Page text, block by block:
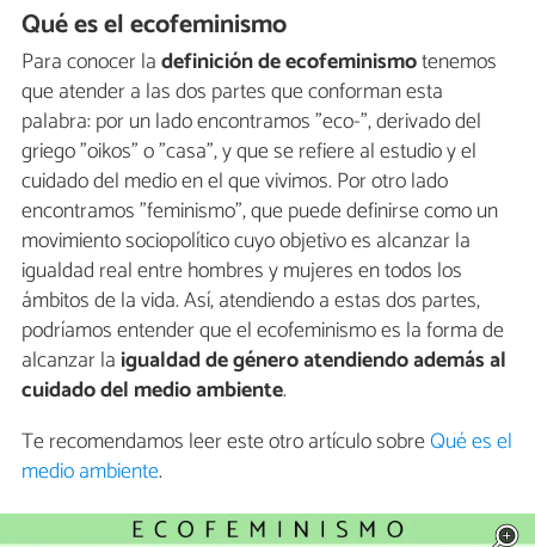
Qué es el ecofeminismo
Para conocer ladefinición de ecofeminismotenemos
que atender a las dos partes que conforman esta
palabra: por un lado encontramos "eco-", derivado del
griego "oikos" o "casa", y que se refiere al estudio y el
cuidado del medio en el que vivimos. Por otro lado
encontramos "feminismo", que puede definirse como un
movimiento sociopolítico cuyo objetivo es alcanzar la
igualdad real entre hombres y mujeres en todos los
ámbitos de la vida. Así, atendiendo a estas dos partes,
podríamos entender que el ecofeminismo es la forma de
alcanzar la igualdad de género atendiendo además al
cuidado del medio ambiente.
Te recomendamos leer este otro artículo sobreQué es el
medio ambiente.